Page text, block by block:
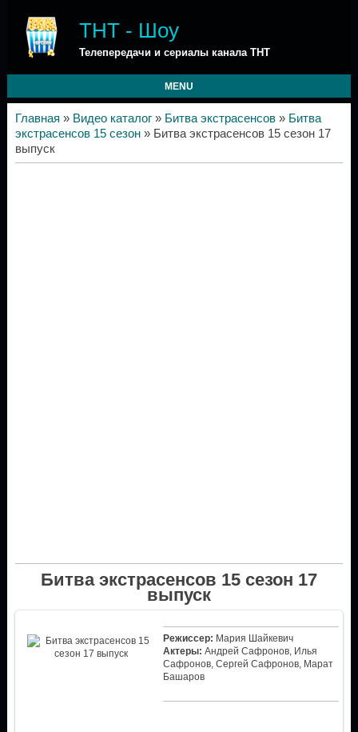
ТНТ - Шоу
Телепередачи и сериалы канала ТНТ
MENU
Главная » Видео каталог» Битва экстрасенсов» Битва
экстрасенсов 15 сезон» Битва экстрасенсов 15 сезон 17
выпуск
Битва экстрасенсов 15 сезон 17
выпуск
Режиссер: Мария Шайкевич
Актеры: Андрей Сафронов, Илья
Сафронов, Сергей Сафронов, Марат
Башаров